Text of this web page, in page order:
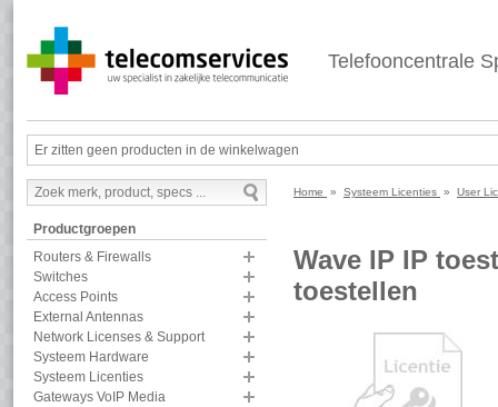
Telefooncentrale
Er zitten geen producten in de winkelwagen
Productgroepen
Routers & Firewalls
Switches
Access Points
External Antennas
Network Licenses & Support
Systeem Hardware
Systeem Licenties
Gateways VoIP Media
Home » Systeem Licenties » User
Wave IP IP
toestellen